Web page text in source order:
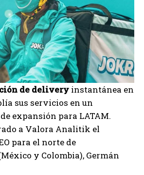
de delivery instantánea en
sus servicios en un
expansión para LATAM.
a Valora Analitik el
para el norte de
y Colombia), Germán